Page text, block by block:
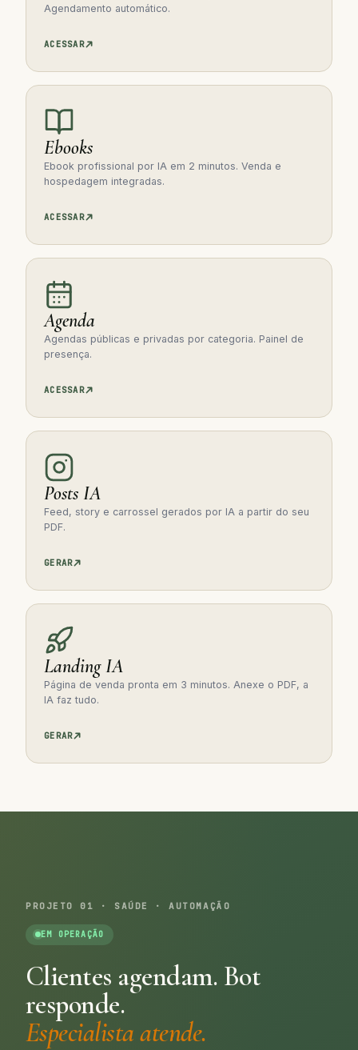
Agendamento automático.
ACESSAR
Ebooks
Ebook profissional por IA em 2 minutos. Venda e
hospedagem integradas.
ACESSAR
Agenda
Agendas públicas e privadas por categoria. Painel de
presença.
ACESSAR
Posts IA
Feed, story e carrossel gerados por IA a partir do seu
PDF.
GERAR
Landing IA
Página de venda pronta em 3 minutos. Anexe o PDF, a
IA faz tudo.
GERAR
PROJETO 01 · SAÚDE · AUTOMAÇÃO
EM OPERAÇÃO
Clientes agendam. Bot
responde.
Especialista atende.